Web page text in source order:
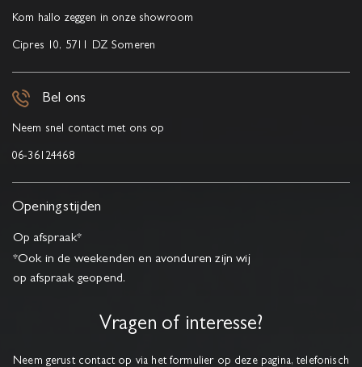
Kom hallo zeggen in onze showroom
Cipres 10, 5711 DZ Someren
Bel ons
Neem snel contact met ons op
06-36124468
Openingstijden
Op afspraak*
*Ook in de weekenden en avonduren zijn wij
op afspraak geopend.
Vragen of interesse?
Neem gerust contact op via het formulier op deze pagina, telefonisch